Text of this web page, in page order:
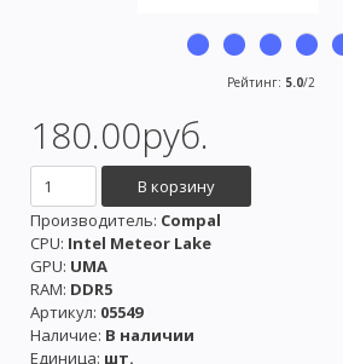
Рейтинг: 5.0/2
180.00руб.
Производитель: Compal
CPU: Intel Meteor Lake
GPU: UMA
RAM: DDR5
Артикул: 05549
Наличие: В наличии
Единица: шт.